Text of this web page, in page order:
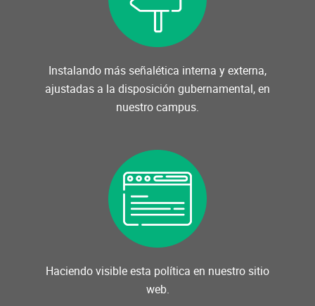
Instalando más señalética interna y externa,
ajustadas a la disposición gubernamental, en
nuestro campus.
Haciendo visible esta política en nuestro sitio
web.